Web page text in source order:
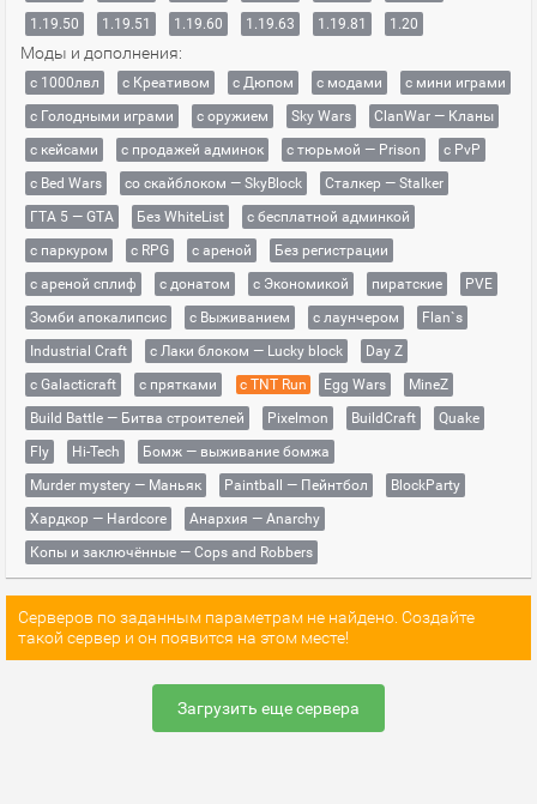
1.19.50
1.19.51 1.19.60 1.19.63 1.19.81 1.20
Моды и дополнения:
с 1000лвл c Креативом с Дюпом с модами
с мини играми
с Голодными играми
с оружием Sky Wars
ClanWar — Кланы
с кейсами
с продажей админок с тюрьмой — Prison
с PvP
с Bed Wars
со скайблоком — SkyBlock
Сталкер — Stalker
ГТА 5 — GTA
Без WhiteList
с бесплатной админкой
с паркуром
с RPG с ареной
Без регистрации
с ареной сплиф
с донатом с Экономикой пиратские
PVE
Зомби апокалипсис
с Выживанием с лаунчером
Flan`s
Industrial Craft
с Лаки блоком — Lucky block
Day Z
с Galacticraft
с прятками с TNT Run Egg Wars
MineZ
Build Battle — Битва строителей
Pixelmon BuildCraft
Quake
Fly
Hi-Tech
Бомж — выживание бомжа
Murder mystery — Маньяк
Paintball — Пейнтбол
BlockParty
Хардкор — Hardcore
Анархия — Anarchy
Копы и заключённые — Cops and Robbers
Серверов по заданным параметрам не найдено. Создайте
такой сервер и он появится на этом месте!
Загрузить еще сервера